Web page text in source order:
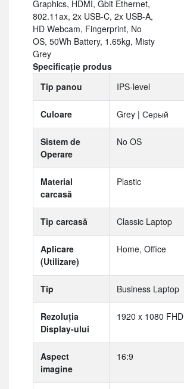
Graphics, HDMI, Gbit Ethernet,
802.11ax, 2x USB-C, 2x USB-A,
HD Webcam, Fingerprint, No
OS, 50Wh Battery, 1.65kg, Misty
Grey
Specificație produs
Tip panou
IPS-level
Culoare Grey | Серый
Sistem de
Operare
No OS
Material
carcasă
Plastic
Tip carcasă Classic Laptop
Aplicare
(Utilizare)
Home, Office
Tip Business Laptop
Rezoluția
Display-ului
1920 x 1080 FHD
Aspect
imagine
16:9